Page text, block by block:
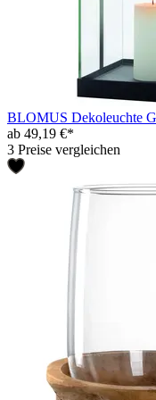
BLOMUS Dekoleuchte
ab 49,19 €*
3 Preise vergleichen